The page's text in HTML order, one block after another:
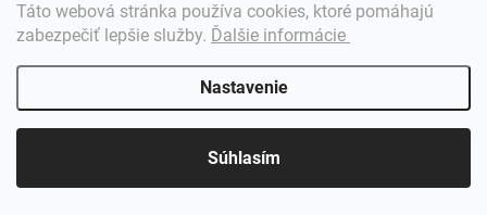
Táto webová stránka používa cookies, ktoré pomáhajú
zabezpečiť lepšie služby. Ďalšie informácie
Nastavenie
Súhlasím
Dobrý deň! 👋 Pomôžem vám nájsť správny diel. Napíšte mi.